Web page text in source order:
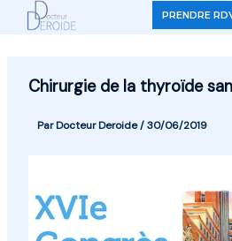
PRENDRE
Chirurgie de la thyroïde
ParDocteur Deroide/30/06/2019